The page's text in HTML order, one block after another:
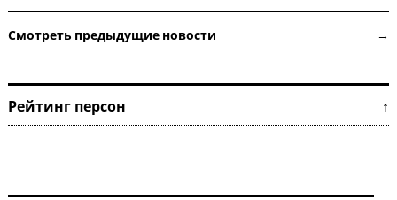
Смотреть предыдущие новости →
Рейтинг персон ↑